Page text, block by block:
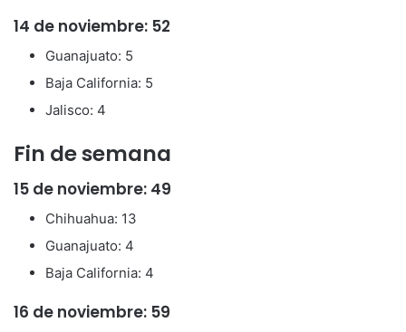
14 de noviembre: 52
Guanajuato: 5
Baja California: 5
Jalisco: 4
Fin de semana
15 de noviembre: 49
Chihuahua: 13
Guanajuato: 4
Baja California: 4
16 de noviembre: 59